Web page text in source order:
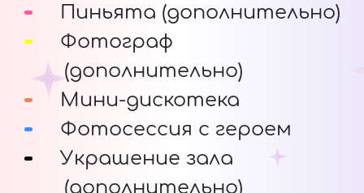
Пиньята (дополнительно)
Фотограф
(дополнительно)
Мини-дискотека
Фотосессия с героем
Украшение зала
(дополнительно)